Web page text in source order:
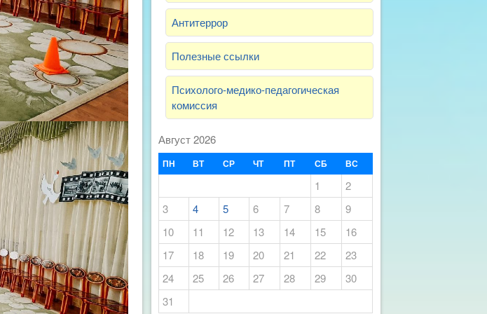
Антитеррор
Полезные ссылки
Психолого-медико-педагогическая
комиссия
Август 2026
ПН ВТ СР ЧТ ПТ СБ ВС
1
2
3
4 5 6 7 8
9
10
11 12 13 14 15
16
17
18 19 20 21 22
23
24
25 26 27 28 29
30
31